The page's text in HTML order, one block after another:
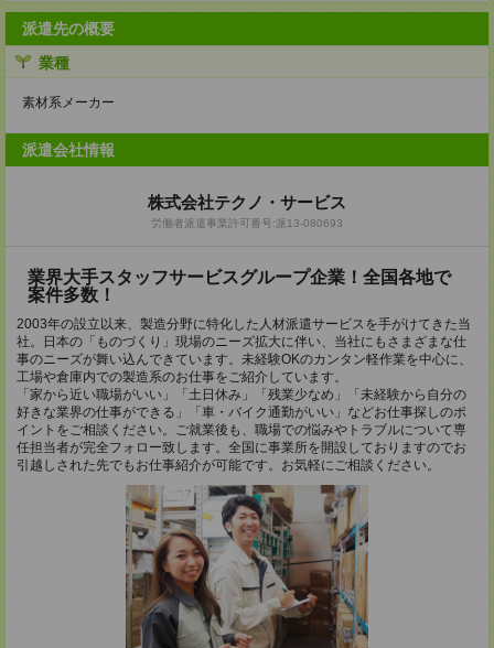
派遣先の概要
業種
素材系メーカー
派遣会社情報
株式会社テクノ・サービス
労働者派遣事業許可番号:派13-080693
業界大手スタッフサービスグループ企業！全国各地で
案件多数！
2003年の設立以来、製造分野に特化した人材派遣サービスを手がけてきた当
社。日本の「ものづくり」現場のニーズ拡大に伴い、当社にもさまざまな仕
事のニーズが舞い込んできています。未経験OKのカンタン軽作業を中心に、
工場や倉庫内での製造系のお仕事をご紹介しています。
「家から近い職場がいい」「土日休み」「残業少なめ」「未経験から自分の
好きな業界の仕事ができる」「車・バイク通勤がいい」などお仕事探しのポ
イントをご相談ください。ご就業後も、職場での悩みやトラブルについて専
任担当者が完全フォロー致します。全国に事業所を開設しておりますのでお
引越しされた先でもお仕事紹介が可能です。お気軽にご相談ください。